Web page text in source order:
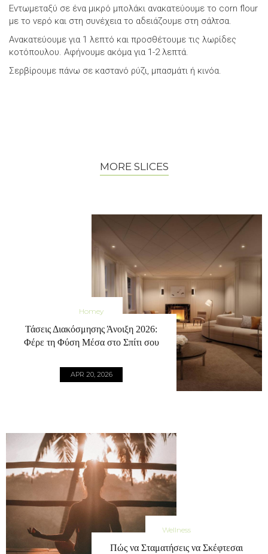
Εντωμεταξύ σε ένα μικρό μπολάκι ανακατεύουμε το corn flour
με το νερό και στη συνέχεια το αδειάζουμε στη σάλτσα.
Ανακατεύουμε για 1 λεπτό και προσθέτουμε τις λωρίδες
κοτόπουλου. Αφήνουμε ακόμα για 1-2 λεπτά.
Σερβίρουμε πάνω σε καστανό ρύζι, μπασμάτι ή κινόα.
MORE SLICES
Homey
Τάσεις Διακόσμησης Άνοιξη 2026:
Φέρε τη Φύση Μέσα στο Σπίτι σου
APR 20, 2026
Wellness
Πώς να Σταματήσεις να Σκέφτεσαι